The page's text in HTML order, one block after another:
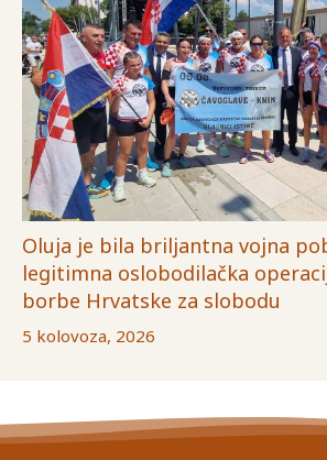
Oluja je bila briljantna vojna
legitimna oslobodilačka
borbe Hrvatske za slobodu
5 kolovoza, 2026